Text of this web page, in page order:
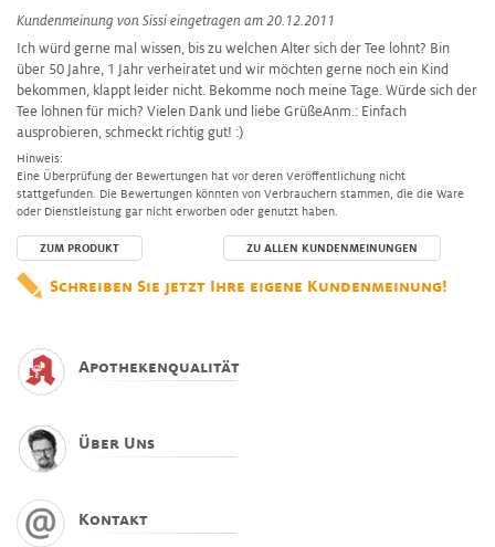
Kundenmeinung von Sissi eingetragen am 20.12.2011
Ich würd gerne mal wissen, bis zu welchen Alter sich der Tee lohnt? Bin
über 50 Jahre, 1 Jahr verheiratet und wir möchten gerne noch ein Kind
bekommen, klappt leider nicht. Bekomme noch meine Tage. Würde sich der
Tee lohnen für mich? Vielen Dank und liebe GrüßeAnm.: Einfach
ausprobieren, schmeckt richtig gut! :)
Hinweis:
Eine Überprüfung der Bewertungen hat vor deren Veröffentlichung nicht
stattgefunden. Die Bewertungen könnten von Verbrauchern stammen, die die Ware
oder Dienstleistung gar nicht erworben oder genutzt haben.
ZUM PRODUKT ZU ALLEN KUNDENMEINUNGEN
Schreiben Sie jetzt Ihre eigene Kundenmeinung!
Apothekenqualität
Über Uns
Kontakt